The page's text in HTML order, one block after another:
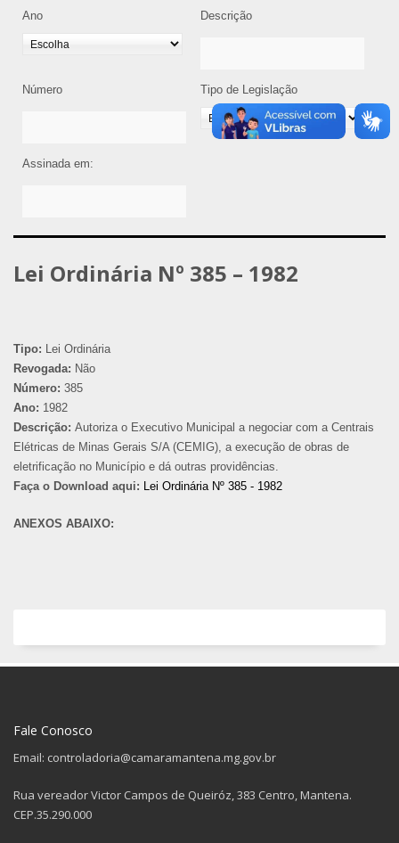
Ano Descrição
Número Tipo de Legislação
Assinada em:
Lei Ordinária Nº 385 – 1982
Tipo: Lei Ordinária
Revogada: Não
Número: 385
Ano: 1982
Descrição: Autoriza o Executivo Municipal a negociar com a Centrais
Elétricas de Minas Gerais S/A (CEMIG), a execução de obras de
eletrificação no Município e dá outras providências.
Faça o Download aqui: Lei Ordinária Nº 385 - 1982
ANEXOS ABAIXO:
Fale Conosco
Email: controladoria@camaramantena.mg.gov.br
Rua vereador Victor Campos de Queiróz, 383 Centro, Mantena.
CEP.35.290.000